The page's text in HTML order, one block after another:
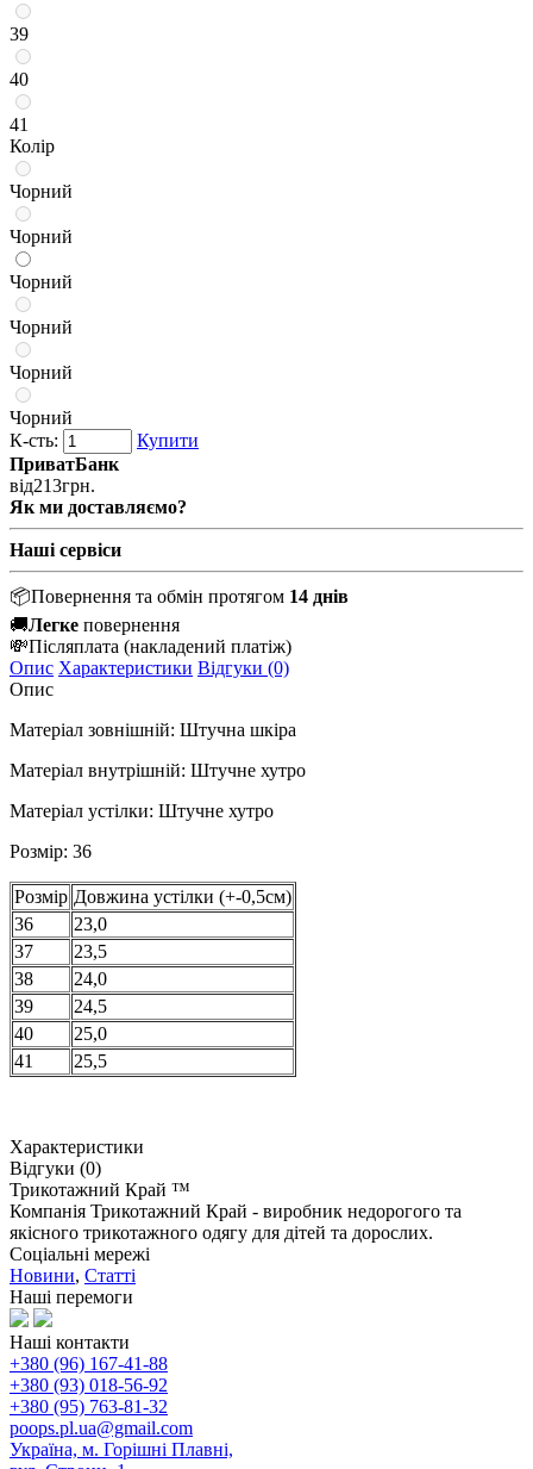
39
40
41
Колір
Чорний
Чорний
Чорний
Чорний
Чорний
Чорний
К-сть:
Купити
ПриватБанк
від213грн.
Як ми доставляємо?
Наші сервіси
📦Повернення та обмін протягом 14 днів
🚚Легке повернення
💸Післяплата (накладений платіж)
Опис Характеристики Відгуки (0)
Опис
Матеріал зовнішній: Штучна шкіра
Матеріал внутрішній: Штучне хутро
Матеріал устілки: Штучне хутро
Розмір: 36
Розмір Довжина устілки (+-0,5см)
36
23,0
37
23,5
38
24,0
39
24,5
40
25,0
41
25,5
Характеристики
Відгуки (0)
Трикотажний Край ™
Компанія Трикотажний Край - виробник недорогого та
якісного трикотажного одягу для дітей та дорослих.
Соціальні мережі
Новини, Статті
Наші перемоги
Наші контакти
+380 (96) 167-41-88
+380 (93) 018-56-92
+380 (95) 763-81-32
poops.pl.ua@gmail.com
Україна, м. Горішні Плавні,